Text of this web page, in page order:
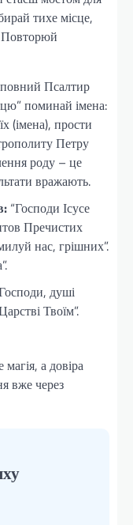
тихе місце,
Повторюй
Псалтир
поминай імена:
(імена), прости
Петру
роду – це
вражають.
“Господи Ісусе
Пречистих
нас, грішних”.
душі
Твоїм”.
а довіра
вже через